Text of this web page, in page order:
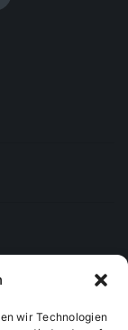
wir Technologien